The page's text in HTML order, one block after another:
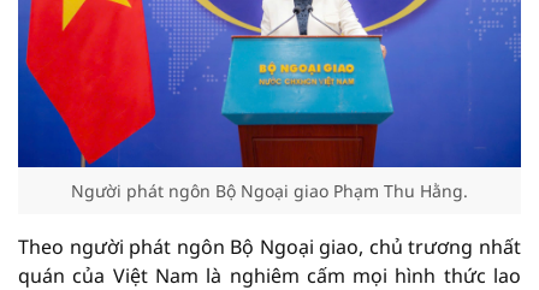
Người phát ngôn Bộ Ngoại giao Phạm Thu Hằng.
Theo người phát ngôn Bộ Ngoại giao, chủ trương nhất
quán của Việt Nam là nghiêm cấm mọi hình thức lao